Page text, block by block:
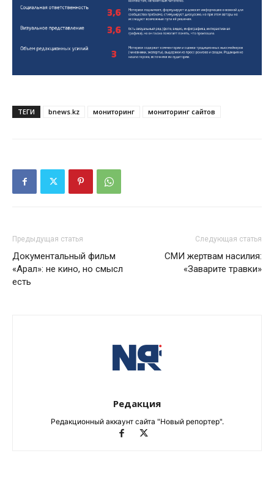
ТЕГИ bnews.kz мониторинг мониторинг сайтов
Предыдущая статья
Документальный фильм
«Арал»: не кино, но смысл
есть
Следующая статья
СМИ жертвам насилия:
«Заварите травки»
Редакция
Редакционный аккаунт сайта "Новый репортер".